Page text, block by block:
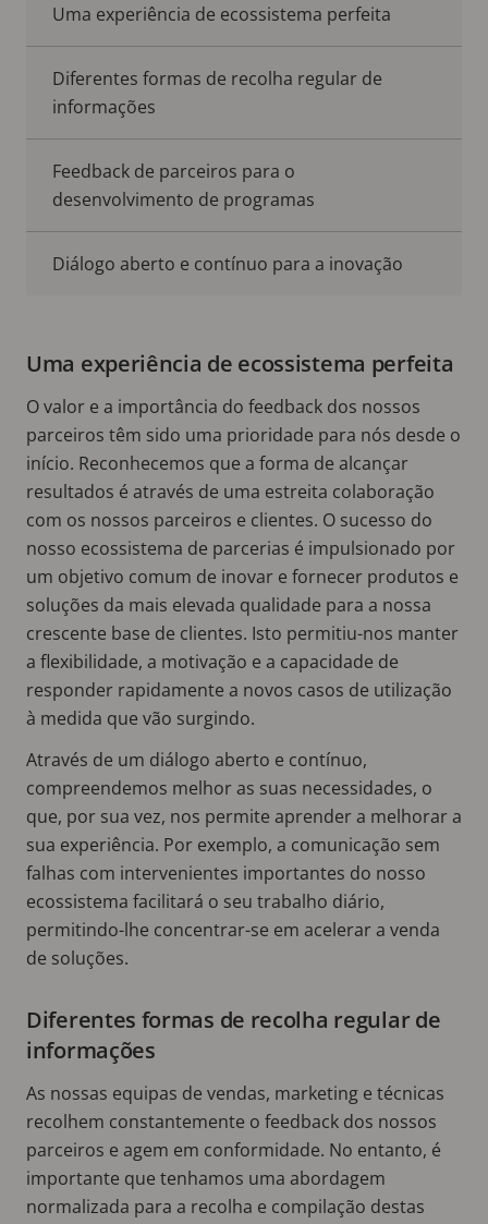
Uma experiência de ecossistema perfeita
Diferentes formas de recolha regular de
informações
Feedback de parceiros para o
desenvolvimento de programas
Diálogo aberto e contínuo para a inovação
Uma experiência de ecossistema perfeita
O valor e a importância do feedback dos nossos
parceiros têm sido uma prioridade para nós desde o
início. Reconhecemos que a forma de alcançar
resultados é através de uma estreita colaboração
com os nossos parceiros e clientes. O sucesso do
nosso ecossistema de parcerias é impulsionado por
um objetivo comum de inovar e fornecer produtos e
soluções da mais elevada qualidade para a nossa
crescente base de clientes. Isto permitiu-nos manter
a flexibilidade, a motivação e a capacidade de
responder rapidamente a novos casos de utilização
à medida que vão surgindo.
Através de um diálogo aberto e contínuo,
compreendemos melhor as suas necessidades, o
que, por sua vez, nos permite aprender a melhorar a
sua experiência. Por exemplo, a comunicação sem
falhas com intervenientes importantes do nosso
ecossistema facilitará o seu trabalho diário,
permitindo-lhe concentrar-se em acelerar a venda
de soluções.
Diferentes formas de recolha regular de
informações
As nossas equipas de vendas, marketing e técnicas
recolhem constantemente o feedback dos nossos
parceiros e agem em conformidade. No entanto, é
importante que tenhamos uma abordagem
normalizada para a recolha e compilação destas